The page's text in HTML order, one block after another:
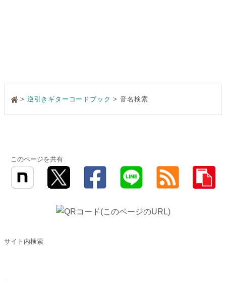
> 逆引きギターコードブック 音名検索
このページを共有
サイト内検索